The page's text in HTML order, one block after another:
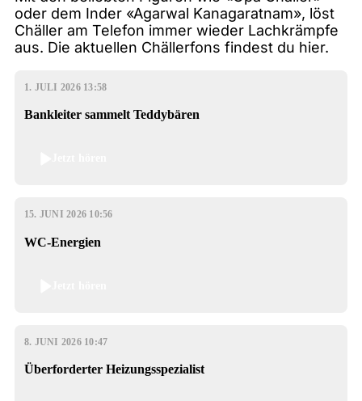
oder dem Inder «Agarwal Kanagaratnam», löst
Chäller am Telefon immer wieder Lachkrämpfe
aus. Die aktuellen Chällerfons findest du hier.
1. JULI 2026 13:58
Bankleiter sammelt Teddybären
15. JUNI 2026 10:56
WC-Energien
8. JUNI 2026 10:47
Überforderter Heizungsspezialist